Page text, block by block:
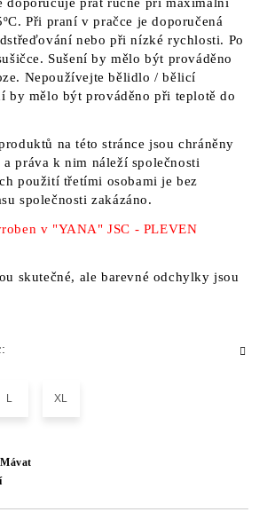
Při praní v pračce je doporučená
nebo při nízké rychlosti. Po
Sušení by mělo být prováděno
Nepoužívejte bělidlo / bělicí
by mělo být prováděno při teplotě do
na této stránce jsou chráněny
a práva k nim náleží společnosti
použití třetími osobami je bez
společnosti zakázáno.
v "YANA" JSC - PLEVEN
skutečné, ale barevné odchylky jsou
L XL